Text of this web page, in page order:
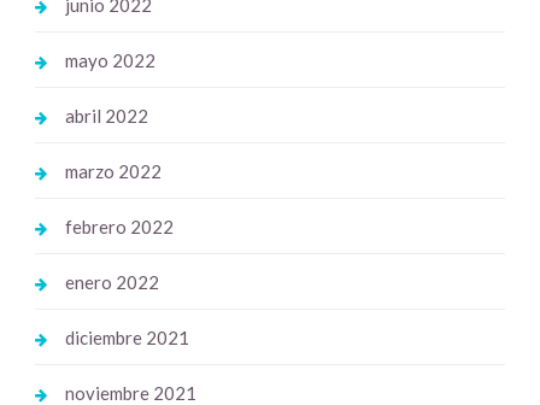
junio 2022
mayo 2022
abril 2022
marzo 2022
febrero 2022
enero 2022
diciembre 2021
noviembre 2021